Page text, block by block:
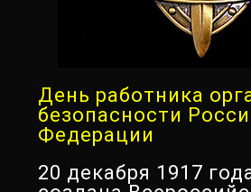
День работника
безопасности
Федерации
20 декабря 1917